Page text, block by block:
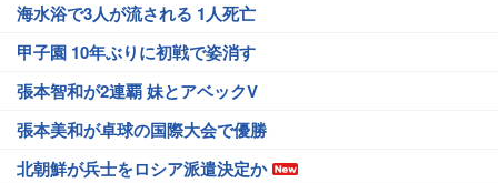
海水浴で3人が流される 1人死亡
甲子園 10年ぶりに初戦で姿消す
張本智和が2連覇 妹とアベックV
張本美和が卓球の国際大会で優勝
北朝鮮が兵士をロシア派遣決定か